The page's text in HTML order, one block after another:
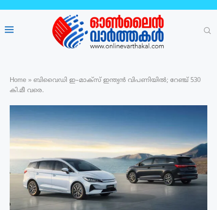
Home » ബിവൈഡി ഇ–മാക്സ് ഇന്ത്യൻ വിപണിയിൽ; റേഞ്ച് 530
കി.മീ വരെ.